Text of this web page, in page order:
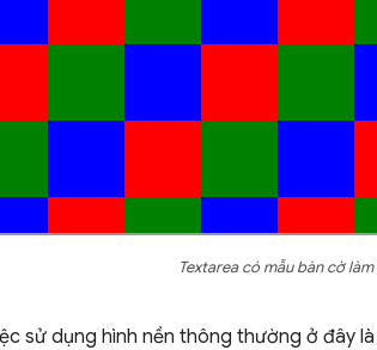
Textarea có mẫu bàn cờ làm
sử dụng hình nền thông thường ở đây